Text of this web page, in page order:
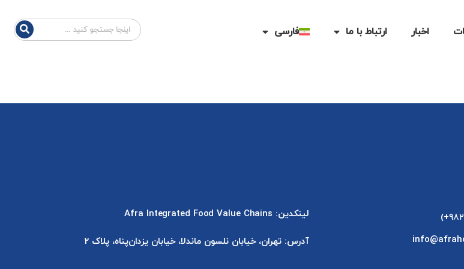
اخبار ارتباط با ما فارسی
لینکدین: Afra Integrated Food Value Chains
آدرس: تهران، خیابان نلسون ماندلا، خیابان یزدان‌پناه، پلاک ۲